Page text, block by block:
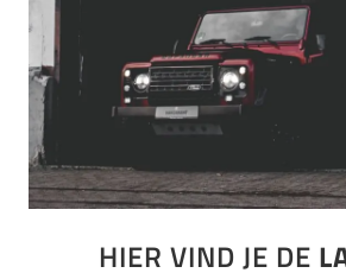
HIER VIND JE DE